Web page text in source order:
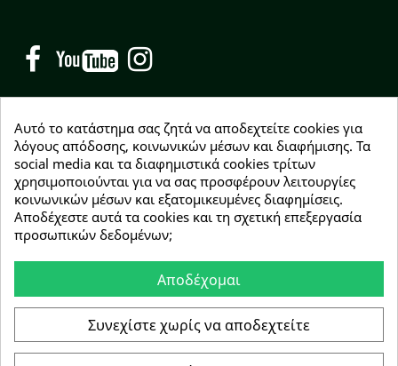
Facebook YouTube
NEWSLETTER
Εγγραφείτε δωρεάν και θα είστε οι πρώτοι που θα
λάβετε τα νέα μας γύρω από προσφορές, εκπτώσεις
και νέα προϊόντα.
Συμφωνώ με τουςόρους χρήσης
Αυτό το κατάστημα σας ζητά να αποδεχτείτε cookies για
λόγους απόδοσης, κοινωνικών μέσων και διαφήμισης. Τα
social media και τα διαφημιστικά cookies τρίτων
χρησιμοποιούνται για να σας προσφέρουν λειτουργίες
κοινωνικών μέσων και εξατομικευμένες διαφημίσεις.
Αποδέχεστε αυτά τα cookies και τη σχετική επεξεργασία
προσωπικών δεδομένων;
Αποδέχομαι
Συνεχίστε χωρίς να αποδεχτείτε